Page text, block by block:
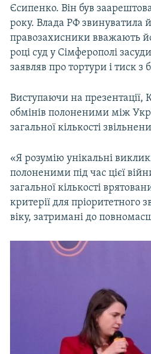
Єсипенко. Він був
року. Влада РФ звинуватила
правозахисники вважають
році суд у Сімферополі
заявляв про тортури і тиск з
Виступаючи на презентації,
обмінів полоненими між
загальної кількості
«Я розумію унікальні
полоненими під час цієї
загальної кількості
критерії для
віку, затримані до